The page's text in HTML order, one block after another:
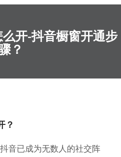
开-抖音橱窗开通步
？
？
音已成为无数人的社交阵